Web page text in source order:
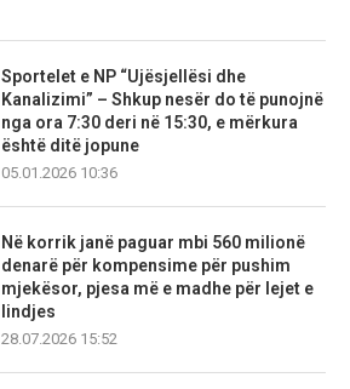
Sportelet e NP “Ujësjellësi dhe
Kanalizimi” – Shkup nesër do të punojnë
nga ora 7:30 deri në 15:30, e mërkura
është ditë jopune
05.01.2026 10:36
Në korrik janë paguar mbi 560 milionë
denarë për kompensime për pushim
mjekësor, pjesa më e madhe për lejet e
lindjes
28.07.2026 15:52